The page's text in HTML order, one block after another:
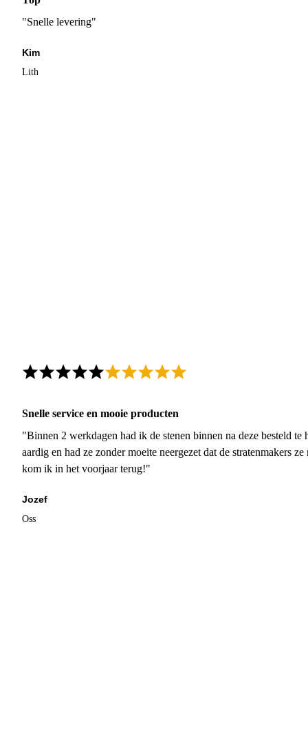
"Snelle levering"
Kim
Lith
Snelle service en mooie producten
"Binnen 2 werkdagen had ik de stenen binnen na deze besteld
aardig en had ze zonder moeite neergezet dat de stratenmakers
kom ik in het voorjaar terug!"
Jozef
Oss